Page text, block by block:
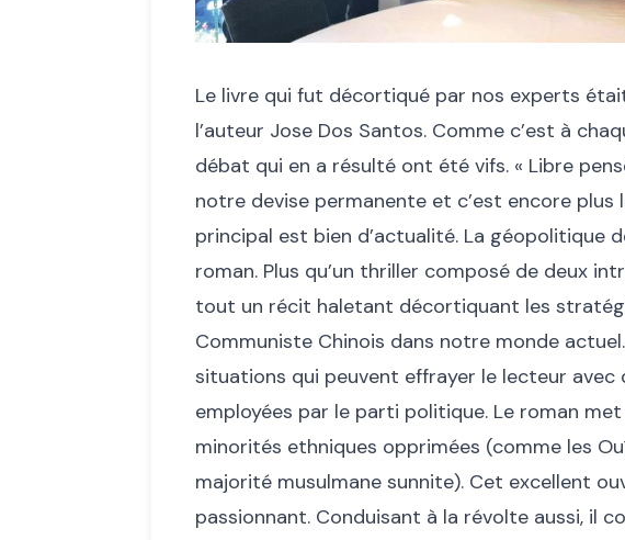
Le livre qui fut décortiqué par nos experts
l’auteur Jose Dos Santos. Comme c’est à
débat qui en a résulté ont été vifs. « Libre
notre devise permanente et c’est encore
principal est bien d’actualité. La géopolitique
roman. Plus qu’un thriller composé de deux
tout un récit haletant décortiquant les
Communiste Chinois dans notre monde
situations qui peuvent effrayer le lecteur avec
employées par le parti politique. Le roman
minorités ethniques opprimées (comme les
majorité musulmane sunnite). Cet excellent
passionnant. Conduisant à la révolte aussi, il